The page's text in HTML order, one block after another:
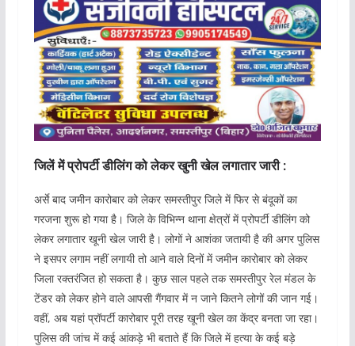
जिलें में प्रोपर्टी डीलिंग को लेकर खुनी खेल लगातार जारी :
अर्से बाद जमीन कारोबार को लेकर समस्तीपुर जिले में फिर से बंदूकों का
गरजना शुरू हो गया है। जिले के विभिन्न थाना क्षेत्रों में प्रोपर्टी डीलिंग को
लेकर लगातार खूनी खेल जारी है। लोगों ने आशंका जतायी है की अगर पुलिस
ने इसपर लगाम नहीं लगायी तो आने वाले दिनों में जमीन कारोबार को लेकर
जिला रक्तरंजित हो सकता है। कुछ साल पहले तक समस्तीपुर रेल मंडल के
टेंडर को लेकर होने वाले आपसी गैंगवार में न जाने कितने लोगों की जान गई।
वहीं, अब यहां प्रॉपर्टी कारोबार पूरी तरह खूनी खेल का केंद्र बनता जा रहा।
पुलिस की जांच में कई आंकड़े भी बताते हैं कि जिले में हत्या के कई बड़े